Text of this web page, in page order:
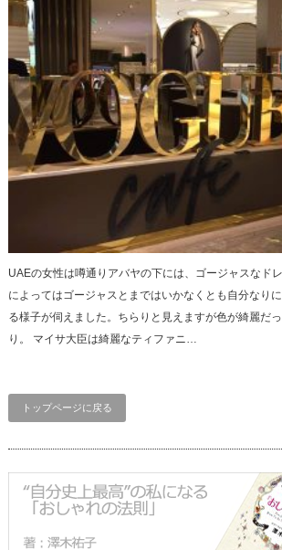
UAEの女性は噂通りアバヤの下には、ゴージャスなド
によってはゴージャスとまではいかなくとも自分なり
る様子が伺えました。ちらりと見えますが色が綺麗だ
り。 マイサ大臣は綺麗なティファニ…
トップページに戻る